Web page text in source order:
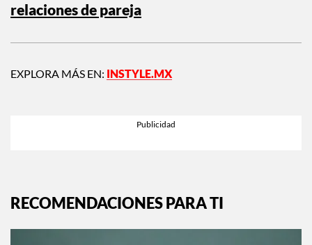
relaciones de pareja
EXPLORA MÁS EN: INSTYLE.MX
RECOMENDACIONES PARA TI